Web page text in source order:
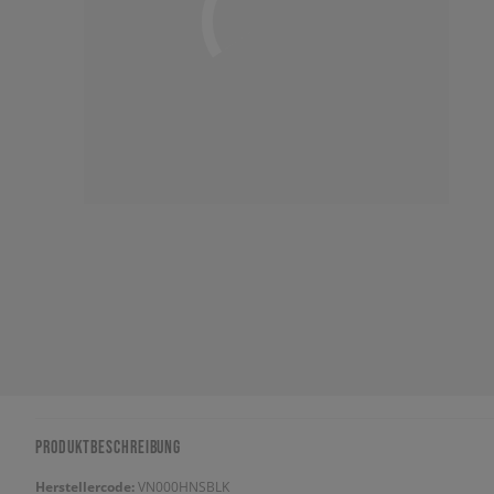
PRODUKTBESCHREIBUNG
Herstellercode:VN000HNSBLK